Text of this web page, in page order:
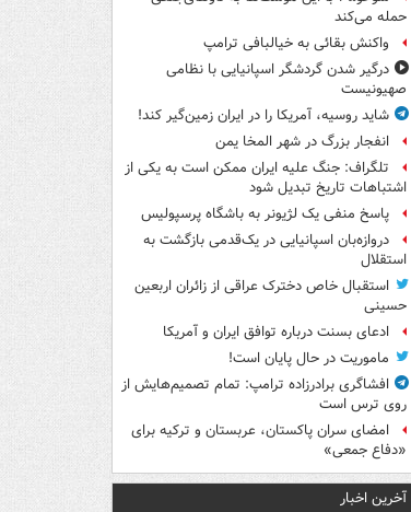
حمله می‌کند
واکنش بقائی به خیالبافی ترامپ
درگیر شدن گردشگر اسپانیایی با نظامی
صهیونیست
شاید روسیه، آمریکا را در ایران زمین‌گیر کند!
انفجار بزرگ در شهر المخا یمن
تلگراف: جنگ علیه ایران ممکن است به یکی از
اشتباهات تاریخ تبدیل شود
پاسخ منفی یک لژیونر به باشگاه پرسپولیس
دروازه‌بان اسپانیایی در یک‌قدمی بازگشت به
استقلال
استقبال خاص دخترک عراقی از زائران اربعین
حسینی
ادعای بسنت درباره توافق ایران و آمریکا
ماموریت در حال پایان است!
افشاگری برادرزاده ترامپ: تمام تصمیم‌هایش از
روی ترس است
امضای سران پاکستان، عربستان و ترکیه برای
«دفاع جمعی»
آخرین اخبار